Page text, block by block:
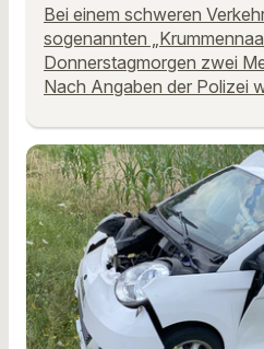
Bei einem schweren
sogenannten
Donnerstagmorgen zwei
Nach Angaben der Polizei